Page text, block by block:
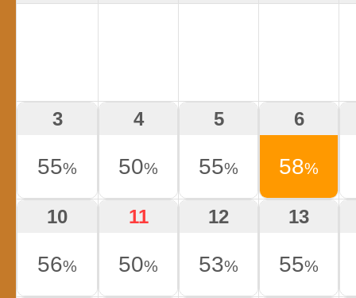
3
55%
4
50%
5
55%
6
58%
10
56%
11
50%
12
53%
13
55%